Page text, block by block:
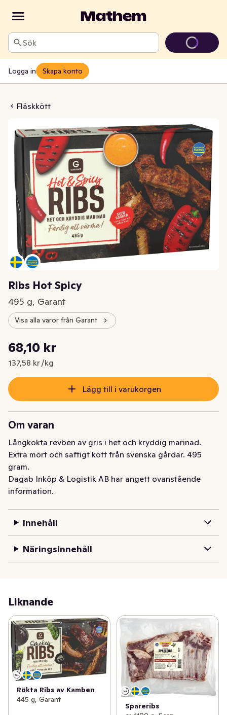
Sök
Logga in Skapa konto
Fläskkött
Hot Spicy
Ribs Hot Spicy
495 g, Garant
Visa alla varor från Garant
Nuvarande pris är: 68,10 kr
68,10 kr
137,58 kr /kg
Styckpris: 137,58 kr /kg
Lägg till i varukorgen
Om varan
Långkokta revben av gris i het och kryddig marinad.
Extra mört och saftigt kött från svenska gårdar. 495
gram.
Dagab Inköp & Logistik AB har angett ovanstående
information.
Innehåll
Näringsinnehåll
Liknande
Rökta Ribs av Kamben
445 g, Garant
Spareribs